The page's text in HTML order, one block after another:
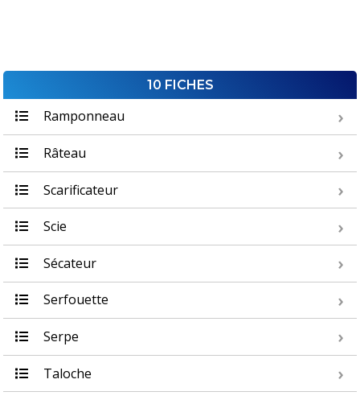
10 FICHES
Ramponneau
Râteau
Scarificateur
Scie
Sécateur
Serfouette
Serpe
Taloche